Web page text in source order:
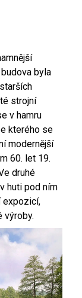
byla
strojní
v hamru
kterého se
modernější
60. let 19.
druhé
huti pod ním
expozicí,
výroby.